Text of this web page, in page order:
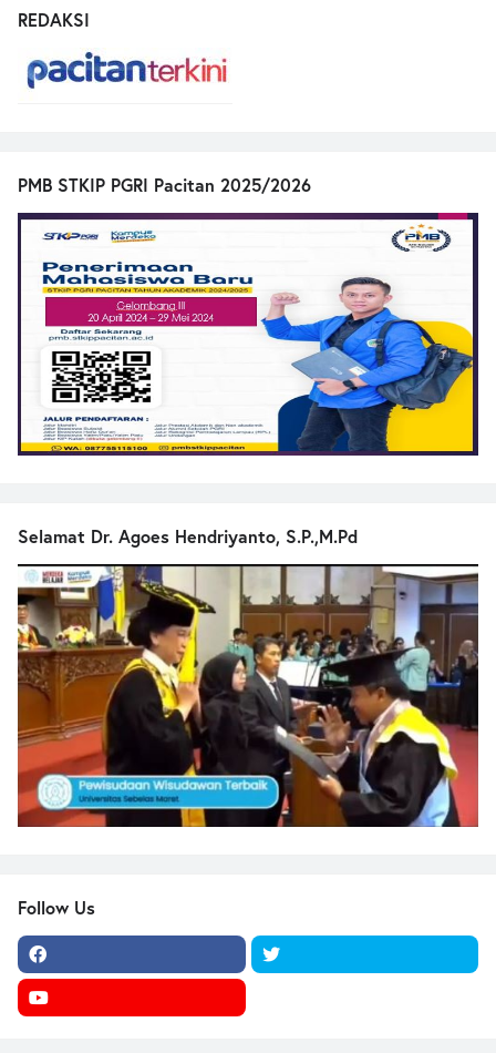
REDAKSI
PMB STKIP PGRI Pacitan 2025/2026
Selamat Dr. Agoes Hendriyanto, S.P.,M.Pd
Follow Us